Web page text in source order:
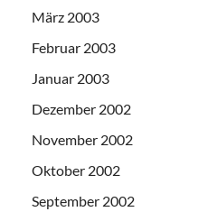
März 2003
Februar 2003
Januar 2003
Dezember 2002
November 2002
Oktober 2002
September 2002